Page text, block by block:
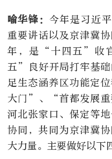
喻华锋： 今年是习近
重要讲话以及京津冀
年，是“十四五”收
五”良好开局打牢基
足生态涵养区功能定
大门”、“首都发展
河北张家口、保定等
协同，共同为京津冀
大力量。主要做好以下